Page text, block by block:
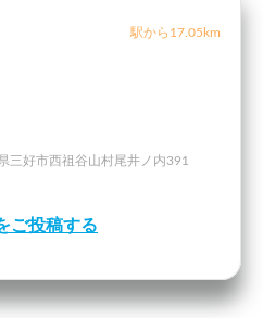
駅から17.05km
三好市西祖谷山村尾井ノ内391
ご投稿する